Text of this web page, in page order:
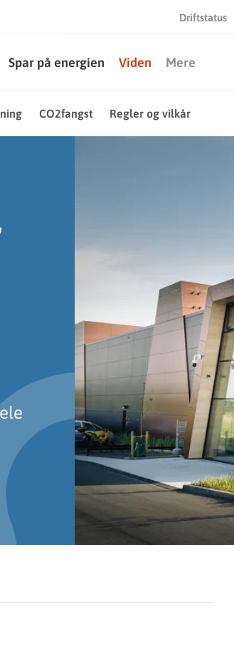
Driftstatus
Spar på energien Viden Mere
CO2fangst Regler og vilkår